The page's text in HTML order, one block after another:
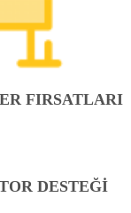
FIRSATLARI
DESTEĞİ